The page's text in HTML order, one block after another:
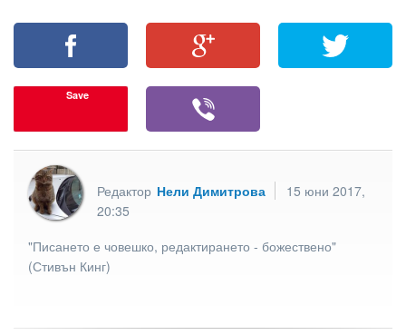
Save
Редактор Нели Димитрова
15 юни 2017,
20:35
"Писането е човешко, редактирането - божествено"
(Стивън Кинг)